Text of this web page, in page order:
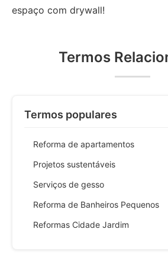
espaço com drywall!
Termos
Termos populares
Reforma de apartamentos
Projetos sustentáveis
Serviços de gesso
Reforma de Banheiros Pequenos
Reformas Cidade Jardim